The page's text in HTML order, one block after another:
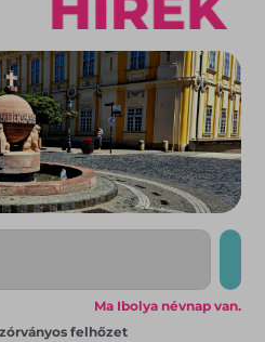
Ma Ibolya névnap van.
felhőzet